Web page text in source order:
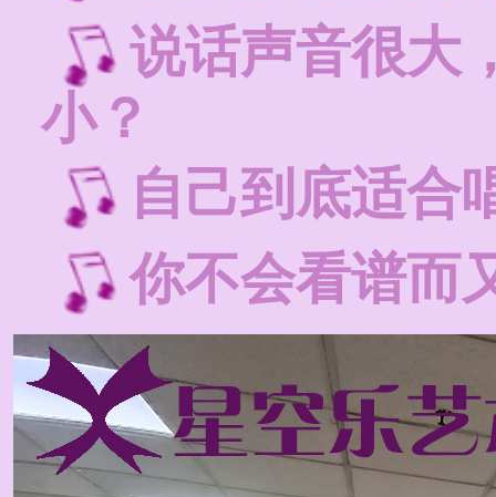
说话声音很大
小？
自己到底适合
你不会看谱而